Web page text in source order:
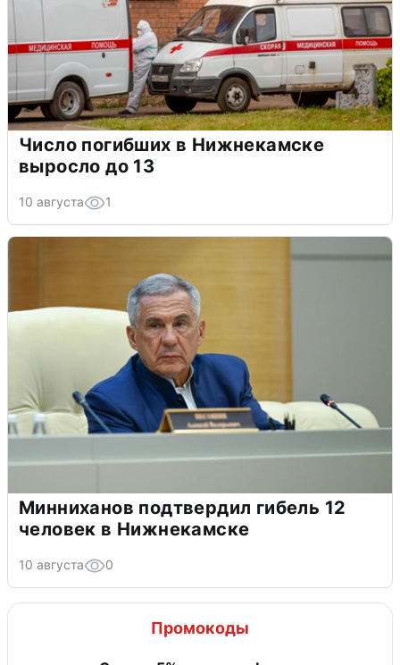
Число погибших в Нижнекамске
выросло до 13
10 августа 1
Минниханов подтвердил гибель 12
человек в Нижнекамске
10 августа 0
Промокоды